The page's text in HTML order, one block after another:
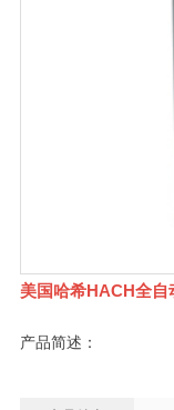
美国哈希HACH全自
产品简述：